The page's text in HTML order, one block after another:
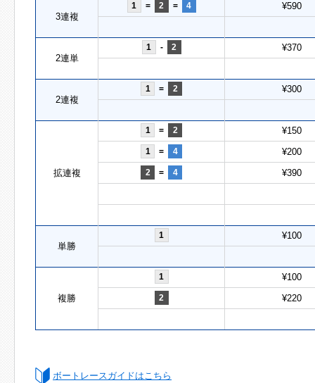
3連複
1 = 2 = 4 ¥590
2連単
1 - 2 ¥370
2連複
1 = 2 ¥300
拡連複
1 = 2 ¥150
1 = 4 ¥200
2 = 4 ¥390
単勝
1 ¥100
複勝
1 ¥100
2 ¥220
ボートレースガイドはこちら